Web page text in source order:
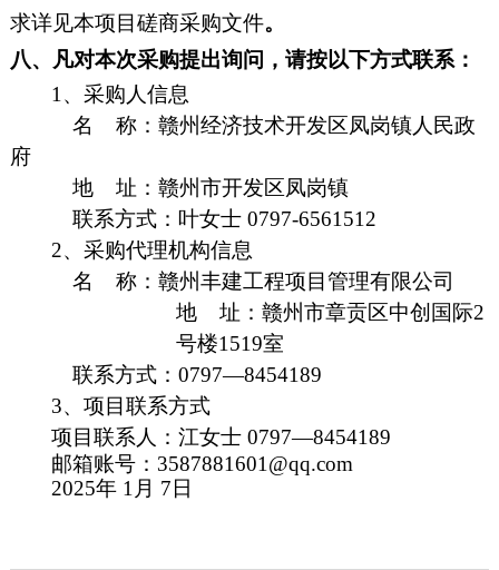
求详见本项目磋商采购文件。
八、凡对本次采购提出询问，请按以下方式联系：
1、采购人信息
名
称： 赣州经济技术开发区凤岗镇人民政
府
地
址： 赣州市开发区凤岗镇
联系方式： 叶女士 0797-6561512
2、采购代理机构信息
名
称： 赣州丰建工程项目管理有限公司
地
址： 赣州市章贡区中创国际2
号楼1519室
联系方式： 0797—8454189
3、项目联系方式
项目联系人： 江女士 0797—8454189
邮箱账号： 3587881601@qq.com
2025年 1月 7日